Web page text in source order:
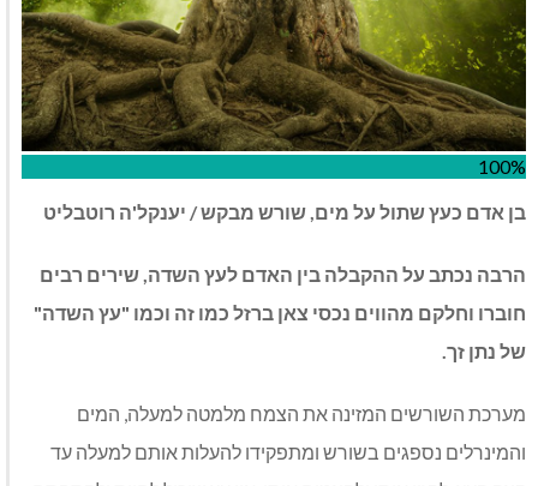
100%
בן אדם כעץ שתול על מים, שורש מבקש / יענקל'ה רוטבליט
הרבה נכתב על ההקבלה בין האדם לעץ השדה, שירים רבים
חוברו וחלקם מהווים נכסי צאן ברזל כמו זה וכמו "עץ השדה"
של נתן זך.
מערכת השורשים המזינה את הצמח מלמטה למעלה, המים
והמינרלים נספגים בשורש ומתפקידו להעלות אותם למעלה עד